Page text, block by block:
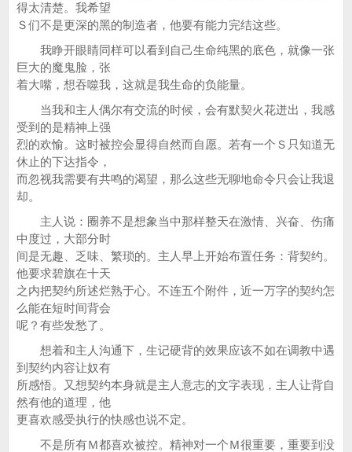
得太清楚。我希望
Ｓ们不是更深的黑的制造者，他要有能力完结这些。
我睁开眼睛同样可以看到自己生命纯黑的底色，就像一张
巨大的魔鬼脸，张
着大嘴，想吞噬我，这就是我生命的负能量。
当我和主人偶尔有交流的时候，会有默契火花迸出，我感
受到的是精神上强
烈的欢愉。这时被控会显得自然而自愿。若有一个Ｓ只知道无
休止的下达指令，
而忽视我需要有共鸣的渴望，那么这些无聊地命令只会让我退
却。
主人说：圈养不是想象当中那样整天在激情、兴奋、伤痛
中度过，大部分时
间是无趣、乏味、繁琐的。主人早上开始布置任务：背契约。
他要求碧旗在十天
之内把契约所述烂熟于心。不连五个附件，近一万字的契约怎
么能在短时间背会
呢？有些发愁了。
想着和主人沟通下，生记硬背的效果应该不如在调教中遇
到契约内容让奴有
所感悟。又想契约本身就是主人意志的文字表现，主人让背自
然有他的道理，他
更喜欢感受执行的快感也说不定。
不是所有Ｍ都喜欢被控。精神对一个Ｍ很重要，重要到没